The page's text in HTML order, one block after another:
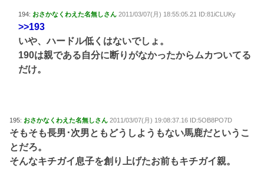
194: おさかなくわえた名無しさん 2011/03/07(月) 18:55:05.21 ID:81iCLUKy
>>193
いや、ハードル低くはないでしょ。
190は親である自分に断りがなかったからムカついてる
だけ。
195: おさかなくわえた名無しさん 2011/03/07(月) 19:08:37.16 ID:5OB8PO7D
そもそも長男･次男ともどうしようもない馬鹿だというこ
とだろ。
そんなキチガイ息子を創り上げたお前もキチガイ親。